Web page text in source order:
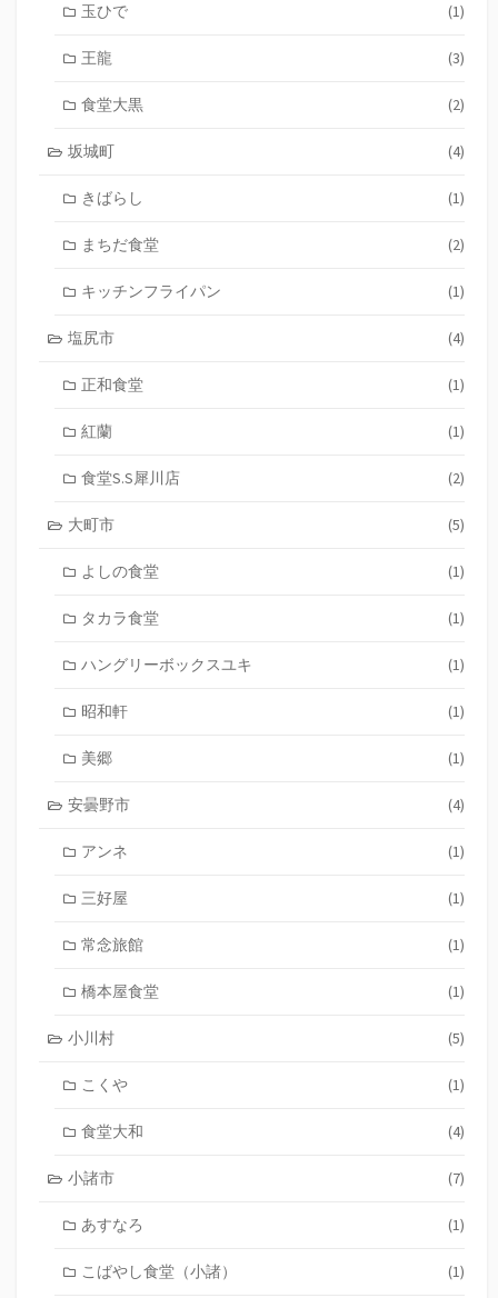
玉ひで (1)
王龍 (3)
食堂大黒 (2)
坂城町 (4)
きばらし (1)
まちだ食堂 (2)
キッチンフライパン (1)
塩尻市 (4)
正和食堂 (1)
紅蘭 (1)
食堂S.S犀川店 (2)
大町市 (5)
よしの食堂 (1)
タカラ食堂 (1)
ハングリーボックスユキ (1)
昭和軒 (1)
美郷 (1)
安曇野市 (4)
アンネ (1)
三好屋 (1)
常念旅館 (1)
橋本屋食堂 (1)
小川村 (5)
こくや (1)
食堂大和 (4)
小諸市 (7)
あすなろ (1)
こばやし食堂（小諸） (1)